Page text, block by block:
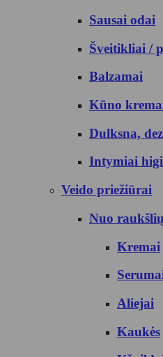
Sausai odai
Šveitikliai /
Balzamai
Kūno
Dulksna,
Intymiai
Veido priežiūrai
Nuo raukšlių
Kremai
Aliejai
Kaukės